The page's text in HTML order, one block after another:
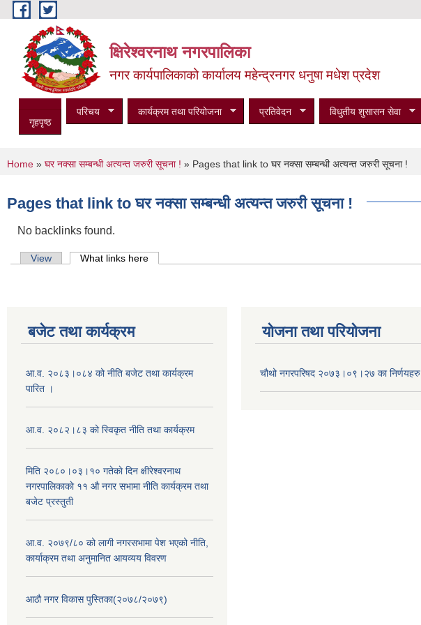
Skip to main content
क्षिरेश्वरनाथ नगरपालिका
नगर कार्यपालिकाको कार्यालय महेन्द्रनगर धनुषा मधेश प्रदेश
गृहपृष्ठ
परिचय कार्यक्रम तथा परियोजना प्रतिवेदन विधुतीय शुसासन सेवा
You are here
Home » घर नक्सा सम्बन्धी अत्यन्त जरुरी सूचना ! » Pages that link to घर नक्सा सम्बन्धी अत्यन्त जरुरी सूचना !
Pages that link to घर नक्सा सम्बन्धी अत्यन्त जरुरी सूचना !
No backlinks found.
Primary tabs
View What links here
बजेट तथा कार्यक्रम
आ.व. २०८३।०८४ को नीति बजेट तथा कार्यक्रम
पारित ।
आ.व. २०८२।८३ को स्विकृत नीति तथा कार्यक्रम
मिति २०८०।०३।१० गतेकाे दिन क्षीरेश्वरनाथ
नगरपालिकाकाे ११ ‍औ नगर सभामा नीति कार्यक्रम तथा
बजेट प्रस्तुती
आ.व. २०७९/८० को लागी नगरसभामा पेश भएको नीति,
कार्याक्रम तथा अनुमानित आयव्यय विवरण
आठौ नगर विकास पुस्तिका(२०७८/२०७९)
योजना तथा परियोजना
चौथो नगरपरिषद २०७३।०९।२७ का निर्णयहरु